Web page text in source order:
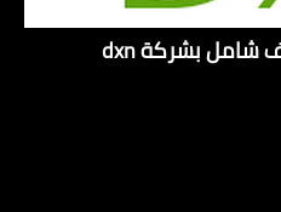
شركة DXNالماليزية - تعريف شامل بشركة dxn